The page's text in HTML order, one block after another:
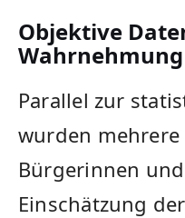
Objektive
Wahrnehmung
Parallel zur
wurden mehrere
Bürgerinnen
Einschätzung